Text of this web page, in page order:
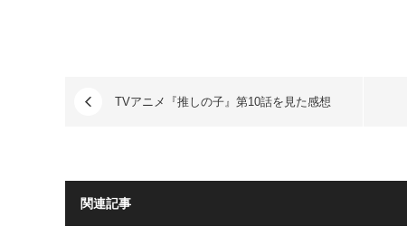
TVアニメ『推しの子』第10話を見た感想
関連記事